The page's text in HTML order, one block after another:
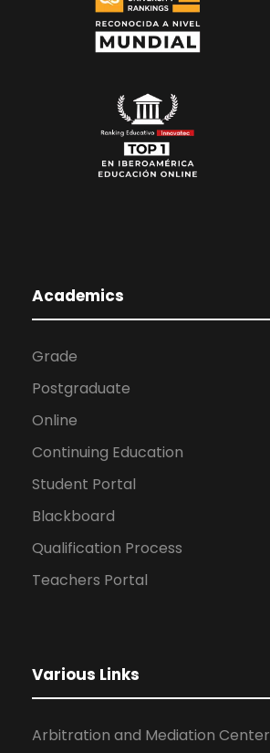
Academics
Grade
Postgraduate
Online
Continuing Education
Student Portal
Blackboard
Qualification Process
Teachers Portal
Various Links
Arbitration and Mediation Center